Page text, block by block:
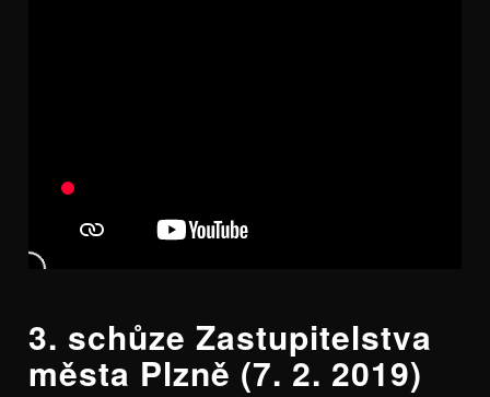
3. schůze Zastupitelstva
města Plzně (7. 2. 2019)